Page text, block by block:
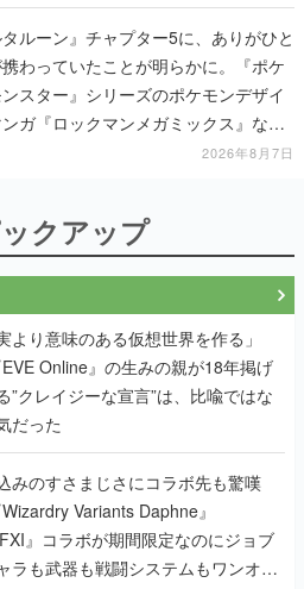
タルーン』チャプター5に、ありがひと
携わっていたことが明らかに。『ポケ
スター』シリーズのポケモンデザイ
ガ『ロックマンメガミックス』など
2026年8月7日
クアップ
より意味のある仮想世界を作る」
Online』の生みの親が18年掲げ
”クレイジーな宣言”は、比喩ではな
だった
みのすさまじさにコラボ先も驚嘆
Variants Daphne』
』コラボが期間限定なのにジョブ
ラも武器も戦闘システムもワンオフ